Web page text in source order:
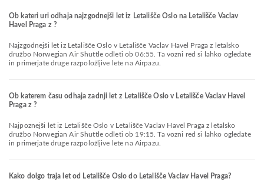
Ob kateri uri odhaja najzgodnejši let iz Letališče Oslo na Letališče Vaclav
Havel Praga z ?
Najzgodnejši let iz Letališče Oslo v Letališče Vaclav Havel Praga z letalsko
družbo Norwegian Air Shuttle odleti ob 06:55. Ta vozni red si lahko ogledate
in primerjate druge razpoložljive lete na Airpazu.
Ob katerem času odhaja zadnji let z Letališče Oslo v Letališče Vaclav Havel
Praga z ?
Najpoznejši let iz Letališče Oslo v Letališče Vaclav Havel Praga z letalsko
družbo Norwegian Air Shuttle odleti ob 19:15. Ta vozni red si lahko ogledate
in primerjate druge razpoložljive lete na Airpazu.
Kako dolgo traja let od Letališče Oslo do Letališče Vaclav Havel Praga?